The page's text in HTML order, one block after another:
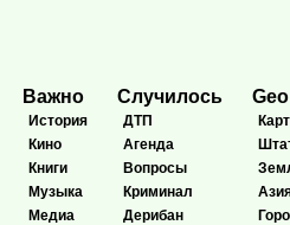
Важно
История
Кино
Книги
Музыка
Медиа
Случилось
ДТП
Агенда
Вопросы
Криминал
Дерибан
Geo